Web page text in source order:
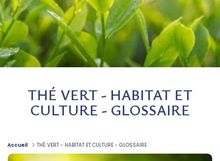
THÉ VERT - HABITAT ET
CULTURE - GLOSSAIRE
Accueil THÉ VERT - HABITAT ET CULTURE - GLOSSAIRE